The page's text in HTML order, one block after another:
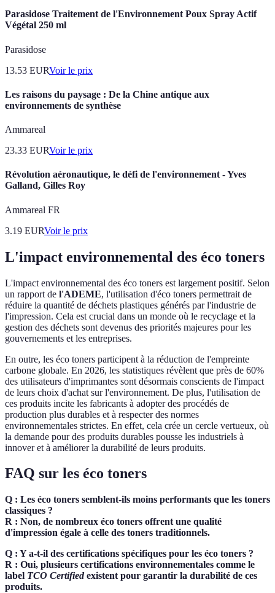
Parasidose Traitement de l'Environnement Poux Spray Actif
Végétal 250 ml
Parasidose
13.53 EURVoir le prix
Les raisons du paysage : De la Chine antique aux
environnements de synthèse
Ammareal
23.33 EURVoir le prix
Révolution aéronautique, le défi de l'environnement - Yves
Galland, Gilles Roy
Ammareal FR
3.19 EURVoir le prix
L'impact environnemental des éco toners
L'impact environnemental des éco toners est largement positif. Selon
un rapport de l'ADEME, l'utilisation d'éco toners permettrait de
réduire la quantité de déchets plastiques générés par l'industrie de
l'impression. Cela est crucial dans un monde où le recyclage et la
gestion des déchets sont devenus des priorités majeures pour les
gouvernements et les entreprises.
En outre, les éco toners participent à la réduction de l'empreinte
carbone globale. En 2026, les statistiques révèlent que près de 60%
des utilisateurs d'imprimantes sont désormais conscients de l'impact
de leurs choix d'achat sur l'environnement. De plus, l'utilisation de
ces produits incite les fabricants à adopter des procédés de
production plus durables et à respecter des normes
environnementales strictes. En effet, cela crée un cercle vertueux, où
la demande pour des produits durables pousse les industriels à
innover et à améliorer la durabilité de leurs produits.
FAQ sur les éco toners
Q : Les éco toners semblent-ils moins performants que les toners
classiques ?
R : Non, de nombreux éco toners offrent une qualité
d'impression égale à celle des toners traditionnels.
Q : Y a-t-il des certifications spécifiques pour les éco toners ?
R : Oui, plusieurs certifications environnementales comme le
label TCO Certifiedexistent pour garantir la durabilité de ces
produits.